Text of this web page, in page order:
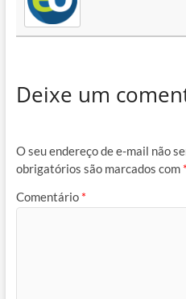
Deixe um
O seu endereço de e-mail não
obrigatórios são marcados com *
Comentário *